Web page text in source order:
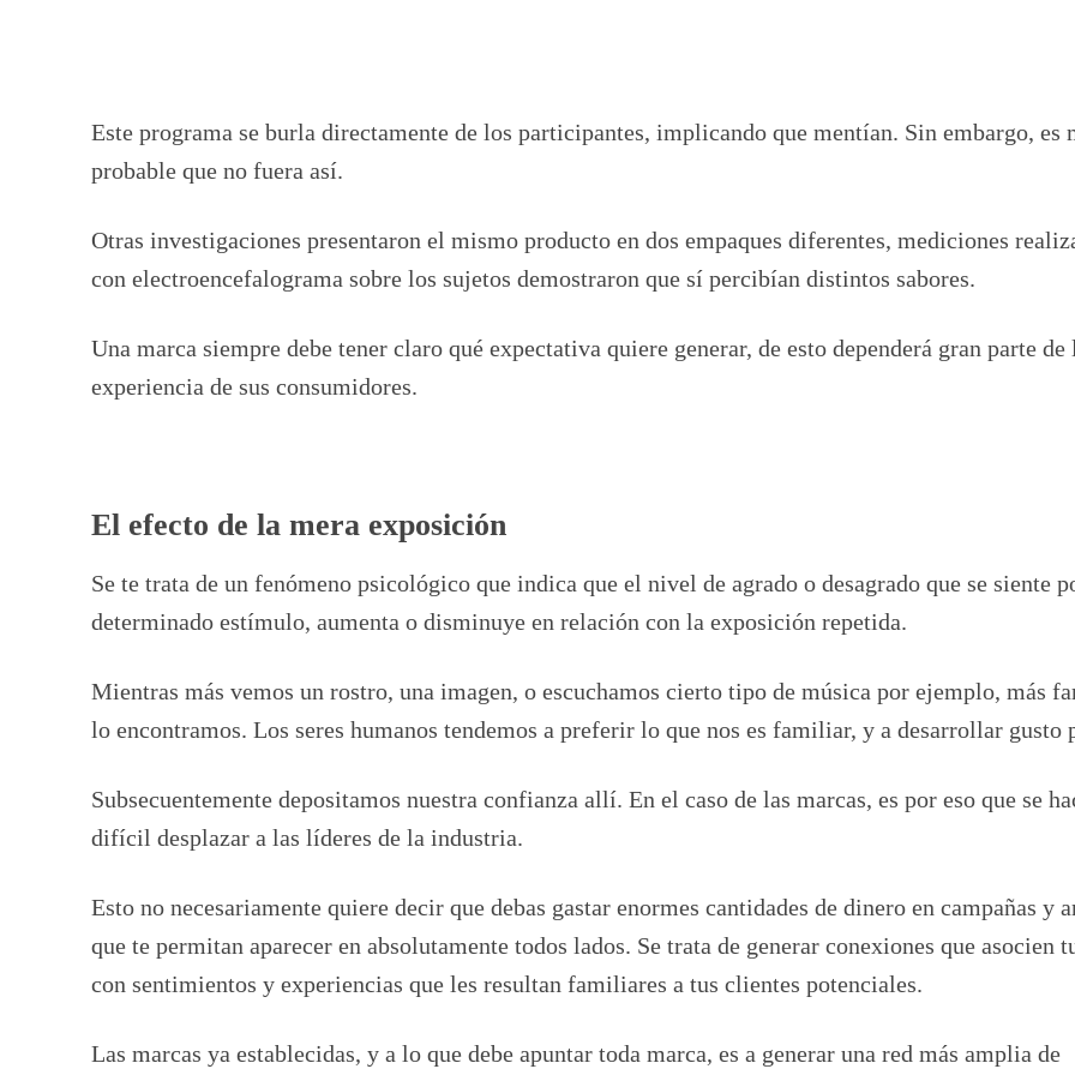
Este programa se burla directamente de los participantes, implicando que mentían. Sin embargo, es
probable que no fuera así.
Otras investigaciones presentaron el mismo producto en dos empaques diferentes, mediciones
con electroencefalograma sobre los sujetos demostraron que sí percibían distintos sabores.
Una marca siempre debe tener claro qué expectativa quiere generar, de esto dependerá gran parte de
experiencia de sus consumidores.
El efecto de la mera exposición
Se te trata de un fenómeno psicológico que indica que el nivel de agrado o desagrado que se siente
determinado estímulo, aumenta o disminuye en relación con la exposición repetida.
Mientras más vemos un rostro, una imagen, o escuchamos cierto tipo de música por ejemplo, más
lo encontramos. Los seres humanos tendemos a preferir lo que nos es familiar, y a desarrollar gusto
Subsecuentemente depositamos nuestra confianza allí. En el caso de las marcas, es por eso que se
difícil desplazar a las líderes de la industria.
Esto no necesariamente quiere decir que debas gastar enormes cantidades de dinero en campañas y
que te permitan aparecer en absolutamente todos lados. Se trata de generar conexiones que asocien
con sentimientos y experiencias que les resultan familiares a tus clientes potenciales.
Las marcas ya establecidas, y a lo que debe apuntar toda marca, es a generar una red más amplia de